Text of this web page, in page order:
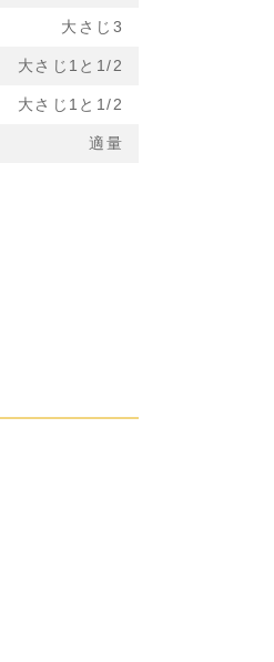
大さじ3
大さじ1と1/2
大さじ1と1/2
適量